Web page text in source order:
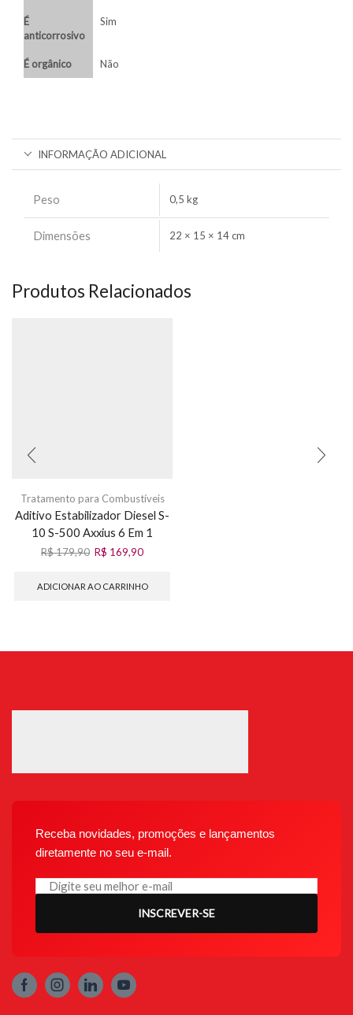
É
anticorrosivo
Sim
É orgânico Não
INFORMAÇÃO ADICIONAL
Peso 0,5 kg
Dimensões 22 × 15 × 14 cm
Produtos Relacionados
Tratamento para Combustíveis
Aditivo Estabilizador Diesel S-
10 S-500 Axxius 6 Em 1
R$179,90 R$ 169,90
ADICIONAR AO CARRINHO
Receba novidades, promoções e lançamentos
diretamente no seu e-mail.
INSCREVER-SE